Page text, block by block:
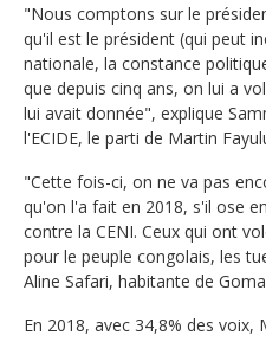
"Nous comptons sur le
qu'il est le président (qui peut
nationale, la constance
que depuis cinq ans, on lui a
lui avait donnée", explique
l'ECIDE, le parti de Martin
"Cette fois-ci, on ne va pas
qu'on l'a fait en 2018, s'il ose
contre la CENI. Ceux qui ont
pour le peuple congolais, les
Aline Safari, habitante de
En 2018, avec 34,8% des voix,